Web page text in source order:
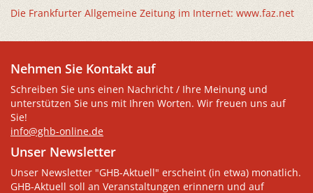
Die Frankfurter Allgemeine Zeitung im Internet: www.faz.net
Nehmen Sie Kontakt auf
Schreiben Sie uns einen Nachricht / Ihre Meinung und
unterstützen Sie uns mit Ihren Worten. Wir freuen uns auf
Sie!
info@ghb-online.de
Unser Newsletter
Unser Newsletter "GHB-Aktuell" erscheint (in etwa) monatlich.
GHB-Aktuell soll an Veranstaltungen erinnern und auf